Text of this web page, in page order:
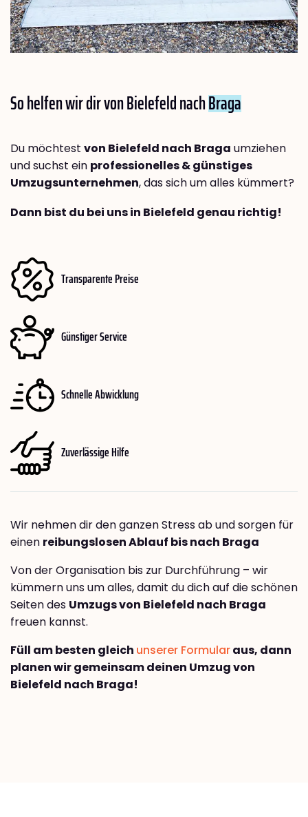
So helfen wir dir von Bielefeld nachBraga
Du möchtest von Bielefeld nach Braga umziehen
und suchst ein professionelles & günstiges
Umzugsunternehmen, das sich um alles kümmert?
Dann bist du bei uns in Bielefeld genau richtig!
Transparente Preise
Günstiger Service
Schnelle Abwicklung
Zuverlässige Hilfe
Wir nehmen dir den ganzen Stress ab und sorgen für
einen reibungslosen Ablauf bis nach Braga
Von der Organisation bis zur Durchführung – wir
kümmern uns um alles, damit du dich auf die schönen
Seiten des Umzugs von Bielefeld nach Braga
freuen kannst.
Füll am besten gleich unserer Formularaus, dann
planen wir gemeinsam deinen Umzug von
Bielefeld nach Braga!